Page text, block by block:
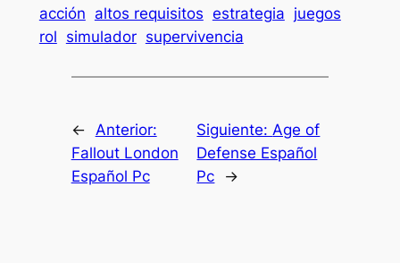
acción altos requisitos estrategia juegos
rol simulador supervivencia
←
Anterior:
Fallout London
Español Pc
Siguiente: Age of
Defense Español
Pc
→